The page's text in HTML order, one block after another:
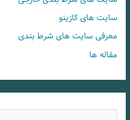
سایت های کازینو
معرفی سایت های شرط بندی
مقاله ها